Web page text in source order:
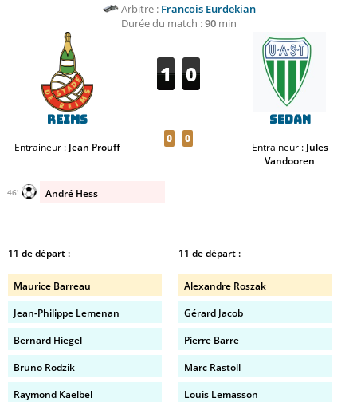
Arbitre : Francois Eurdekian
Durée du match :90min
Reims
Entraineur : Jean Prouff
1 0
0 0
Sedan
Entraineur : Jules
Vandooren
André Hess
46'
11 de départ :
Maurice Barreau
Jean-Philippe Lemenan
Bernard Hiegel
Bruno Rodzik
Raymond Kaelbel
11 de départ :
Alexandre Roszak
Gérard Jacob
Pierre Barre
Marc Rastoll
Louis Lemasson